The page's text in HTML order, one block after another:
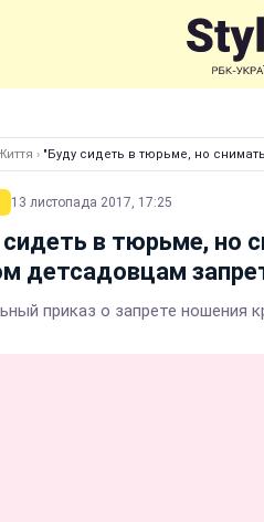
› "Буду сидеть в тюрьме, но
13 листопада 2017, 17:25
в тюрьме, но
детсадовцам
приказ о запрете ношения